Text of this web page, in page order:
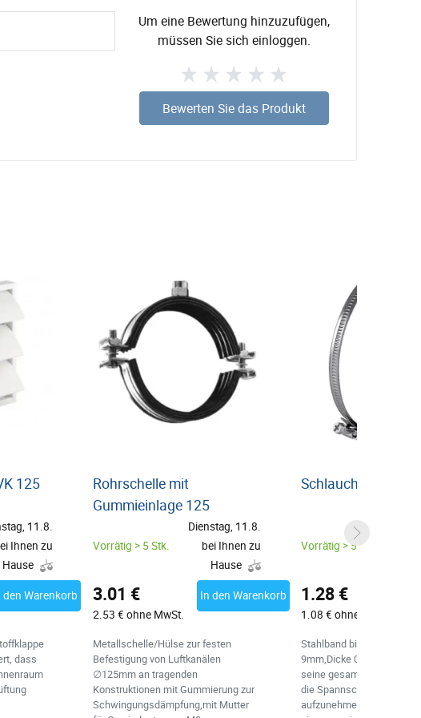
Um eine Bewertung hinzuzufügen,
müssen Sie sich einloggen.
Bewerten Sie das Produkt
125
11.8.
Ihnen zu
Hause
den Warenkorb
dass
Rohrschelle mit
Gummieinlage 125
Vorrätig > 5 Stk.
Dienstag, 11.8.
bei Ihnen zu
Hause
3.01 €
2.53 € ohne MwSt.
In den Warenkorb
Metallschelle/Hülse zur festen
Befestigung von Luftkanälen
∅125mm an tragenden
Konstruktionen mit Gummierung zur
Schwingungsdämpfung,mit Mutter
Schlauchschelle
Vorrätig > 5 Stk.
1.28 €
1.08 € ohne MwSt.
Stahlband bis max.
9mm,Dicke 0,6mm.Das
seine gesamte Länge
die Spannschraube
aufzunehmen.Das Band